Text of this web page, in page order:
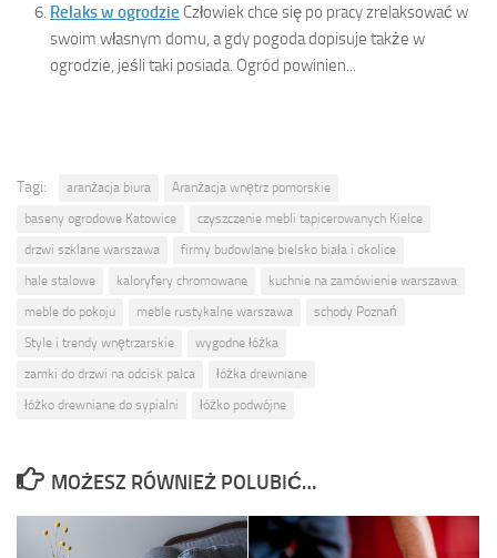
Relaks w ogrodzie Człowiek chce się po pracy zrelaksować w
swoim własnym domu, a gdy pogoda dopisuje także w
ogrodzie, jeśli taki posiada. Ogród powinien...
Tagi: aranżacja biura
Aranżacja wnętrz pomorskie
baseny ogrodowe Katowice
czyszczenie mebli tapicerowanych Kielce
drzwi szklane warszawa
firmy budowlane bielsko biała i okolice
hale stalowe
kaloryfery chromowane
kuchnie na zamówienie warszawa
meble do pokoju
meble rustykalne warszawa
schody Poznań
Style i trendy wnętrzarskie
wygodne łóżka
zamki do drzwi na odcisk palca
łóżka drewniane
łóżko drewniane do sypialni
łóżko podwójne
MOŻESZ RÓWNIEŻ POLUBIĆ…